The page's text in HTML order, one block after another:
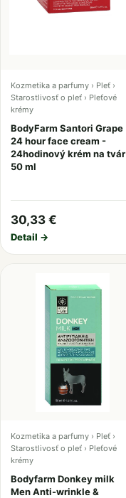
Kozmetika a parfumy › Pleť ›
Starostlivosť o pleť › Pleťové
krémy
BodyFarm Santori Grape
24 hour face cream -
24hodinový krém na tvár
50 ml
30,33 €
Detail →
Kozmetika a parfumy › Pleť ›
Starostlivosť o pleť › Pleťové
krémy
Bodyfarm Donkey milk
Men Anti-wrinkle &